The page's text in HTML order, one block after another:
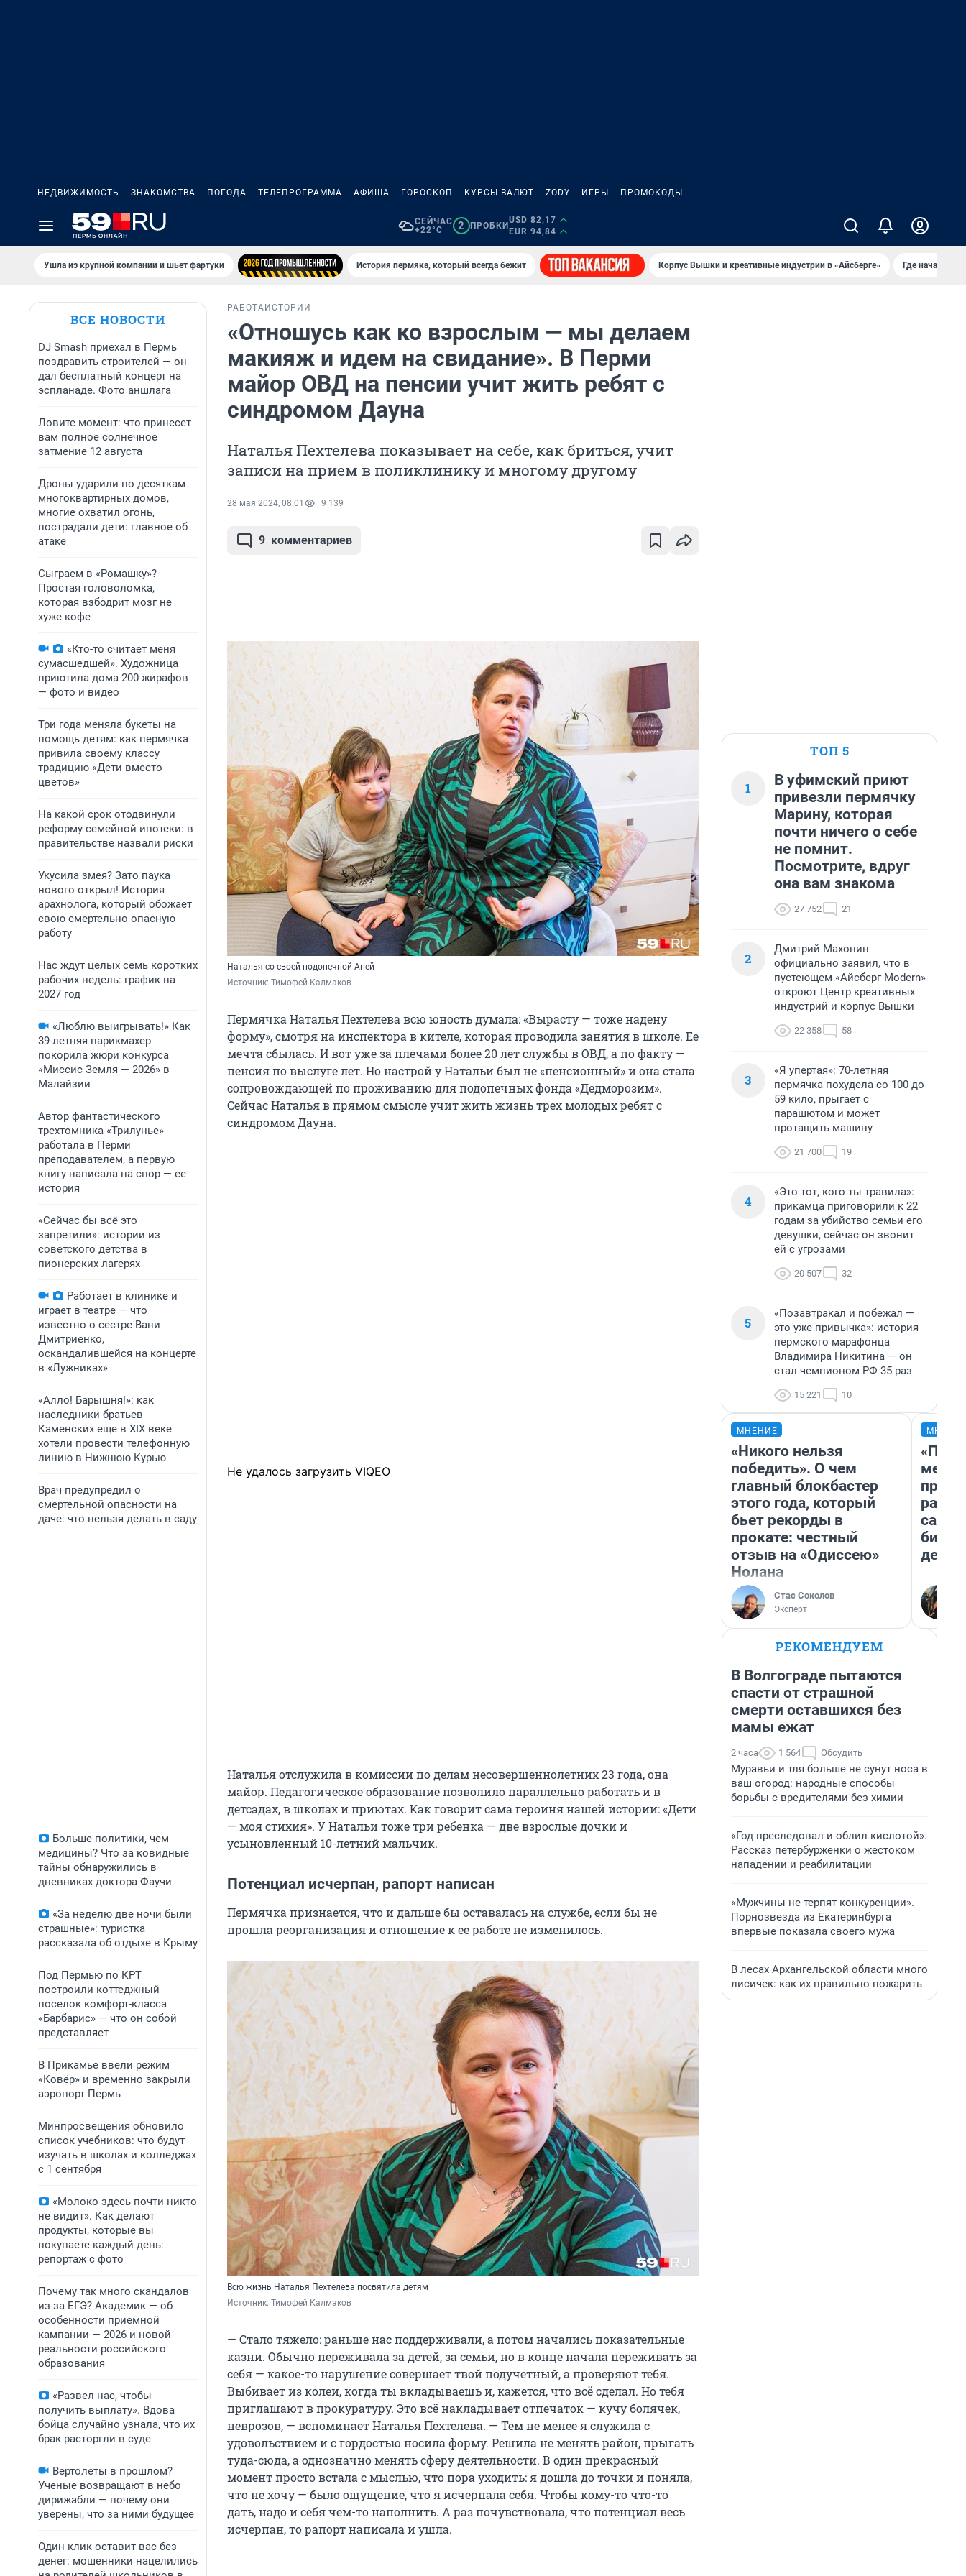
НЕДВИЖИМОСТЬ ЗНАКОМСТВА ПОГОДА ТЕЛЕПРОГРАММА АФИША ГОРОСКОП КУРСЫ ВАЛЮТ ZODY ИГРЫ ПРОМОКОДЫ
СЕЙЧАС
+22°C
2 ПРОБКИ
USD 82,17
EUR 94,84
Ушла из крупной компании и шьет фартуки История пермяка, который всегда бежит Корпус Вышки и креативные индустрии в «Айсберге» Где начать
ВСЕ НОВОСТИ
DJ Smash приехал в Пермь
поздравить строителей — он
дал бесплатный концерт на
эспланаде. Фото аншлага
Ловите момент: что принесет
вам полное солнечное
затмение 12 августа
Дроны ударили по десяткам
многоквартирных домов,
многие охватил огонь,
пострадали дети: главное об
атаке
Сыграем в «Ромашку»?
Простая головоломка,
которая взбодрит мозг не
хуже кофе
«Кто-то считает меня
сумасшедшей». Художница
приютила дома 200 жирафов
— фото и видео
Три года меняла букеты на
помощь детям: как пермячка
привила своему классу
традицию «Дети вместо
цветов»
На какой срок отодвинули
реформу семейной ипотеки: в
правительстве назвали риски
Укусила змея? Зато паука
нового открыл! История
арахнолога, который обожает
свою смертельно опасную
работу
Нас ждут целых семь коротких
рабочих недель: график на
2027 год
«Люблю выигрывать!» Как
39-летняя парикмахер
покорила жюри конкурса
«Миссис Земля — 2026» в
Малайзии
Автор фантастического
трехтомника «Трилунье»
работала в Перми
преподавателем, а первую
книгу написала на спор — ее
история
«Сейчас бы всё это
запретили»: истории из
советского детства в
пионерских лагерях
Работает в клинике и
играет в театре — что
известно о сестре Вани
Дмитриенко,
оскандалившейся на концерте
в «Лужниках»
«Алло! Барышня!»: как
наследники братьев
Каменских еще в XIX веке
хотели провести телефонную
линию в Нижнюю Курью
Врач предупредил о
смертельной опасности на
даче: что нельзя делать в саду
Больше политики, чем
медицины? Что за ковидные
тайны обнаружились в
дневниках доктора Фаучи
«За неделю две ночи были
страшные»: туристка
рассказала об отдыхе в Крыму
Под Пермью по КРТ
построили коттеджный
поселок комфорт-класса
«Барбарис» — что он собой
представляет
В Прикамье ввели режим
«Ковёр» и временно закрыли
аэропорт Пермь
Минпросвещения обновило
список учебников: что будут
изучать в школах и колледжах
с 1 сентября
«Молоко здесь почти никто
не видит». Как делают
продукты, которые вы
покупаете каждый день:
репортаж с фото
Почему так много скандалов
из-за ЕГЭ? Академик — об
особенности приемной
кампании — 2026 и новой
реальности российского
образования
«Развел нас, чтобы
получить выплату». Вдова
бойца случайно узнала, что их
брак расторгли в суде
Вертолеты в прошлом?
Ученые возвращают в небо
дирижабли — почему они
уверены, что за ними будущее
Один клик оставит вас без
денег: мошенники нацелились
РАБОТА ИСТОРИИ
«Отношусь как ко взрослым — мы делаем
макияж и идем на свидание». В Перми
майор ОВД на пенсии учит жить ребят с
синдромом Дауна
Наталья Пехтелева показывает на себе, как бриться, учит
записи на прием в поликлинику и многому другому
28 мая 2024, 08:01 9 139
9 комментариев
Наталья со своей подопечной Аней
Источник: Тимофей Калмаков
Пермячка Наталья Пехтелева всю юность думала: «Вырасту — тоже надену
форму», смотря на инспектора в кителе, которая проводила занятия в школе. Ее
мечта сбылась. И вот уже за плечами более 20 лет службы в ОВД, а по факту —
пенсия по выслуге лет. Но настрой у Натальи был не «пенсионный» и она стала
сопровождающей по проживанию для подопечных фонда «Дедморозим».
Сейчас Наталья в прямом смысле учит жить жизнь трех молодых ребят с
синдромом Дауна.
Не удалось загрузить VIQEO
Наталья отслужила в комиссии по делам несовершеннолетних 23 года, она
майор. Педагогическое образование позволило параллельно работать и в
детсадах, в школах и приютах. Как говорит сама героиня нашей истории: «Дети
— моя стихия». У Натальи тоже три ребенка — две взрослые дочки и
усыновленный 10-летний мальчик.
Потенциал исчерпан, рапорт написан
Пермячка признается, что и дальше бы оставалась на службе, если бы не
прошла реорганизация и отношение к ее работе не изменилось.
Всю жизнь Наталья Пехтелева посвятила детям
Источник: Тимофей Калмаков
— Стало тяжело: раньше нас поддерживали, а потом начались показательные
казни. Обычно переживала за детей, за семьи, но в конце начала переживать за
себя — какое-то нарушение совершает твой подучетный, а проверяют тебя.
Выбивает из колеи, когда ты вкладываешь и, кажется, что всё сделал. Но тебя
приглашают в прокуратуру. Это всё накладывает отпечаток — кучу болячек,
неврозов, — вспоминает Наталья Пехтелева. — Тем не менее я служила с
удовольствием и с гордостью носила форму. Решила не менять район, прыгать
туда-сюда, а однозначно менять сферу деятельности. В один прекрасный
момент просто встала с мыслью, что пора уходить: я дошла до точки и поняла,
что не хочу — было ощущение, что я исчерпала себя. Чтобы кому-то что-то
дать, надо и себя чем-то наполнить. А раз почувствовала, что потенциал весь
исчерпан, то рапорт написала и ушла.
ТОП 5
1
В уфимский приют
привезли пермячку
Марину, которая
почти ничего о себе
не помнит.
Посмотрите, вдруг
она вам знакома
27 752 21
2
Дмитрий Махонин
официально заявил, что в
пустеющем «Айсберг Modern»
откроют Центр креативных
индустрий и корпус Вышки
22 358 58
3
«Я упертая»: 70-летняя
пермячка похудела со 100 до
59 кило, прыгает с
парашютом и может
протащить машину
21 700 19
4
«Это тот, кого ты травила»:
прикамца приговорили к 22
годам за убийство семьи его
девушки, сейчас он звонит
ей с угрозами
20 507 32
5
«Позавтракал и побежал —
это уже привычка»: история
пермского марафонца
Владимира Никитина — он
стал чемпионом РФ 35 раз
15 221 10
МНЕНИЕ
«Никого нельзя
победить». О чем
главный блокбастер
этого года, который
бьет рекорды в
прокате: честный
отзыв на «Одиссею»
Нолана
Стас Соколов
Эксперт
РЕКОМЕНДУЕМ
В Волгограде пытаются
спасти от страшной
смерти оставшихся без
мамы ежат
2 часа 1 564 Обсудить
Муравьи и тля больше не сунут носа в
ваш огород: народные способы
борьбы с вредителями без химии
«Год преследовал и облил кислотой».
Рассказ петербурженки о жестоком
нападении и реабилитации
«Мужчины не терпят конкуренции».
Порнозвезда из Екатеринбурга
впервые показала своего мужа
В лесах Архангельской области много
лисичек: как их правильно пожарить